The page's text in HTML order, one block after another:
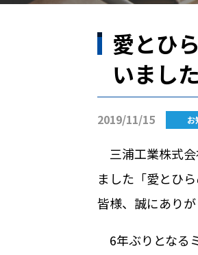
愛とひ
いました
2019/11/15 お
三浦工業株式会
ました「愛とひ
皆様、誠にありが
6年ぶりとなる